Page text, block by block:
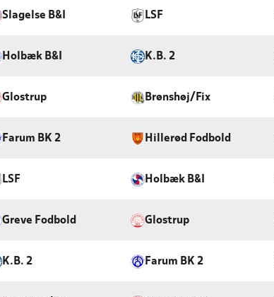
Slagelse B&I LSF
Holbæk B&I K.B. 2
Glostrup Brønshøj/Fix
Farum BK 2 Hillerød Fodbold
LSF Holbæk B&I
Greve Fodbold Glostrup
K.B. 2 Farum BK 2